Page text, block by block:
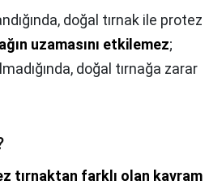
doğal tırnak ile protez
uzamasını etkilemez;
doğal tırnağa zarar
tırnaktan farklı olan kavram